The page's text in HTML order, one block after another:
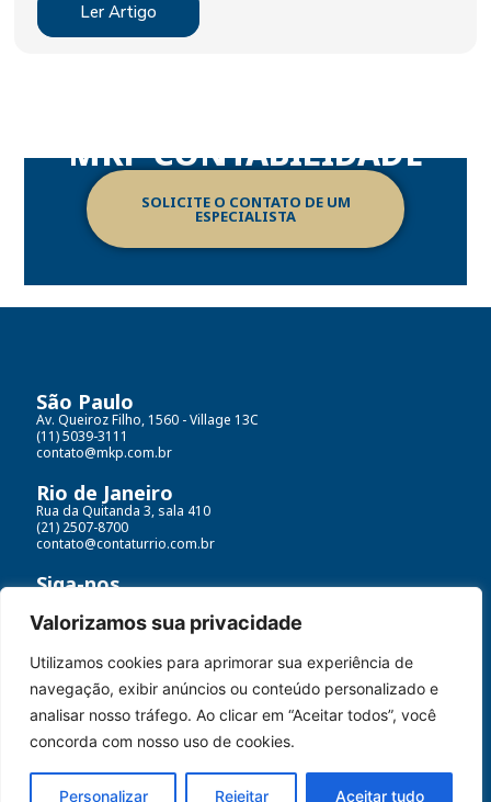
Valorizamos sua privacidade
Utilizamos cookies para aprimorar sua experiência de
navegação, exibir anúncios ou conteúdo personalizado e
analisar nosso tráfego. Ao clicar em “Aceitar todos”, você
concorda com nosso uso de cookies.
Personalizar Rejeitar Aceitar tudo
Ler Artigo
MKP CONTABILIDADE
SOLICITE O CONTATO DE UM
ESPECIALISTA
São Paulo
Av. Queiroz Filho, 1560 - Village 13C
(11) 5039-3111
contato@mkp.com.br
Rio de Janeiro
Rua da Quitanda 3, sala 410
(21) 2507-8700
contato@contaturrio.com.br
Siga-nos
Contatur MKP© Todos os direitos reservados
Políticas de dados e termos de uso
Desenvolvido por: